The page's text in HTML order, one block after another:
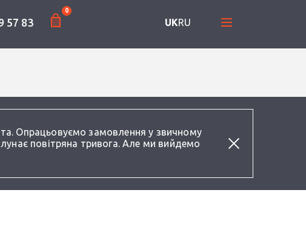
Опрацьовуємо замовлення у звичному
повітряна тривога. Але ми вийдемо
57 83
0
UKRU